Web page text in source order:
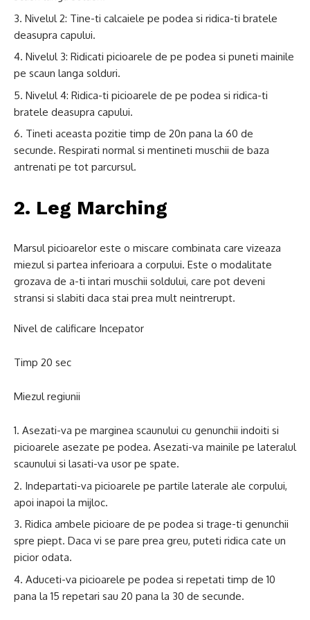
Nivelul 2: Tine-ti calcaiele pe podea si ridica-ti bratele
deasupra capului.
Nivelul 3: Ridicati picioarele de pe podea si puneti mainile
pe scaun langa solduri.
Nivelul 4: Ridica-ti picioarele de pe podea si ridica-ti
bratele deasupra capului.
Tineti aceasta pozitie timp de 20n pana la 60 de
secunde. Respirati normal si mentineti muschii de baza
antrenati pe tot parcursul.
2. Leg Marching
Marsul picioarelor este o miscare combinata care vizeaza
miezul si partea inferioara a corpului. Este o modalitate
grozava de a-ti intari muschii soldului, care pot deveni
stransi si slabiti daca stai prea mult neintrerupt.
Nivel de calificare Incepator
Timp 20 sec
Miezul regiunii
Asezati-va pe marginea scaunului cu genunchii indoiti si
picioarele asezate pe podea. Asezati-va mainile pe lateralul
scaunului si lasati-va usor pe spate.
Indepartati-va picioarele pe partile laterale ale corpului,
apoi inapoi la mijloc.
Ridica ambele picioare de pe podea si trage-ti genunchii
spre piept. Daca vi se pare prea greu, puteti ridica cate un
picior odata.
Aduceti-va picioarele pe podea si repetati timp de 10
pana la 15 repetari sau 20 pana la 30 de secunde.